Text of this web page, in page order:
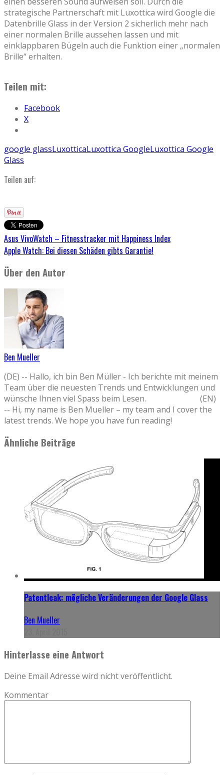
strategische Partnerschaft mit Luxottica wird Google die
Datenbrille Glass in der Version 2 sicherlich mehr nach
einer normalen Brille aussehen lassen und mit
einklappbaren Bügeln auch die Funktion einer „normalen
Brille“ erhalten.
Teilen mit:
Facebook
X
google glassLuxotticaLuxottica GoogleLuxottica Google
Glass
Teilen auf:
Asus VivoWatch – Fitnesstracker mit Happiness Index
Apple Watch: Bei diesen Schäden gibts Garantie!
Über den Autor
Ben Mueller
(DE) -- Hallo, ich bin Ben Müller - Ich berichte mit meinem
Team über die neuesten Trends und Entwicklungen und
wünsche Ihnen viel Spass beim Lesen. (EN)
-- Hi, my name is Ben Mueller – my team and I cover the
latest trends. We hope you have fun reading!
Ähnliche Beiträge
Patentleak: mögliche Veränderungen der Google Glass
Ben Mueller
Hinterlasse eine Antwort
Deine Email Adresse wird nicht veröffentlicht.
Kommentar